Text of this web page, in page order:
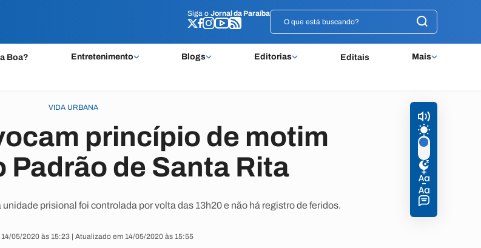
Siga o Jornal da Paraíba
Boa? Entretenimento Blogs Editorias Editais Mais
Siga o Jornal da Paraíba
VIDA URBANA
princípio de motim
Padrão de Santa Rita
prisional foi controlada por volta das 13h20 e não há registro de feridos.
05/2020 às 15:23 | Atualizado em 14/05/2020 às 15:55